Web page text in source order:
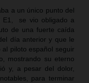
a un único punto del
E1, se vio obligado a
de una fuerte caída
día anterior y que le
piloto español seguir
mostrando su eterno
y, a pesar del dolor,
para terminar